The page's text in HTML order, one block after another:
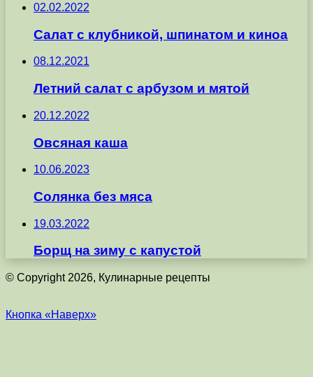
02.02.2022
Салат с клубникой, шпинатом и киноа
08.12.2021
Летний салат с арбузом и мятой
20.12.2022
Овсяная каша
10.06.2023
Солянка без мяса
19.03.2022
Борщ на зиму с капустой
© Copyright 2026, Кулинарные рецепты
Кнопка «Наверх»